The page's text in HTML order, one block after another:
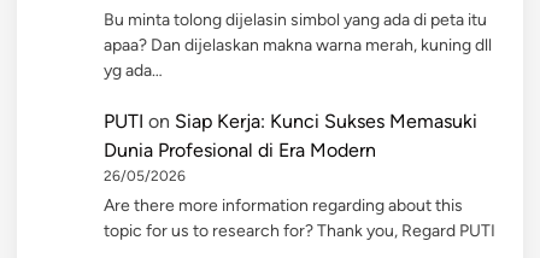
Bu minta tolong dijelasin simbol yang ada di peta itu
apaa? Dan dijelaskan makna warna merah, kuning dll
yg ada…
PUTI on Siap Kerja: Kunci Sukses Memasuki
Dunia Profesional di Era Modern
26/05/2026
Are there more information regarding about this
topic for us to research for? Thank you, Regard PUTI